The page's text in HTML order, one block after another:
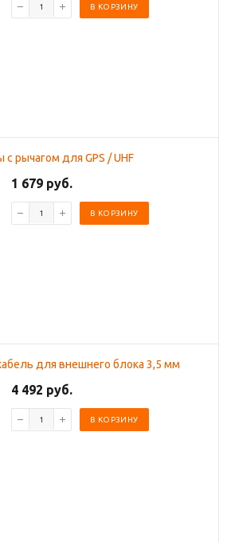
В КОРЗИНУ
рычагом для GPS / UHF
1 679 руб.
В КОРЗИНУ
для внешнего блока 3,5 мм
4 492 руб.
В КОРЗИНУ